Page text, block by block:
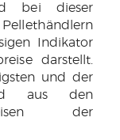
bei dieser
Indikator
darstellt.
und der
aus den
der